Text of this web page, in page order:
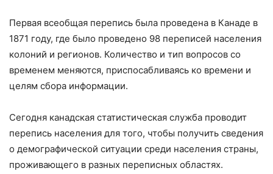
Первая всеобщая перепись была проведена в Канаде в
1871 году, где было проведено 98 переписей населения
колоний и регионов. Количество и тип вопросов со
временем меняются, приспосабливаясь ко времени и
целям сбора информации.
Сегодня канадская статистическая служба проводит
перепись населения для того, чтобы получить сведения
о демографической ситуации среди населения страны,
проживающего в разных переписных областях.